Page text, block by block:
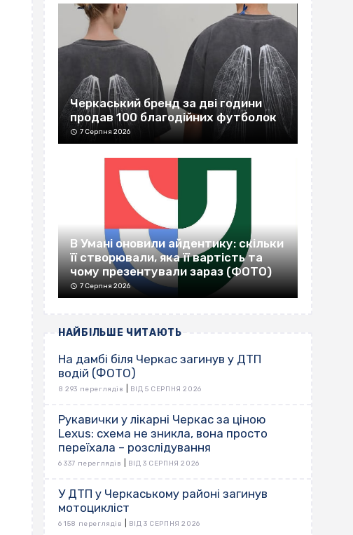
Черкаський бренд за дві години
продав 100 благодійних футболок
7 Серпня 2026
В Умані оновили айдентику: скільки
її створювали, яка її вартість та
чому презентували зараз (ФОТО)
7 Серпня 2026
НАЙБІЛЬШЕ ЧИТАЮТЬ
На дамбі біля Черкас загинув у ДТП
водій (ФОТО)
8 293 переглядів ВІД 5 СЕРПНЯ 2026
Рукавички у лікарні Черкас за ціною
Lexus: схема не зникла, вона просто
переїхала – розслідування
6 337 переглядів ВІД 3 СЕРПНЯ 2026
У ДТП у Черкаському районі загинув
мотоцикліст
6 158 переглядів ВІД 3 СЕРПНЯ 2026